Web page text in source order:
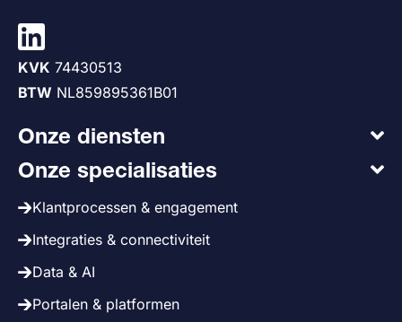
KVK 74430513
BTW NL859895361B01
Onze diensten
Onze specialisaties
Klantprocessen & engagement
Integraties & connectiviteit
Data & AI
Portalen & platformen